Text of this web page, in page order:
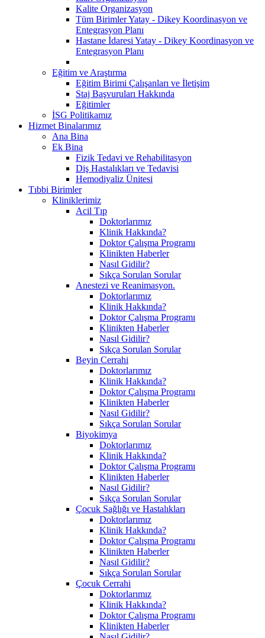
Kalite Organizasyon
Tüm Birimler Yatay - Dikey Koordinasyon ve
Entegrasyon Planı
Hastane İdaresi Yatay - Dikey Koordinasyon ve
Entegrasyon Planı
Eğitim ve Araştırma
Eğitim Birimi Çalışanları ve İletişim
Staj Başvuruları Hakkında
Eğitimler
İSG Politikamız
Hizmet Binalarımız
Ana Bina
Ek Bina
Fizik Tedavi ve Rehabilitasyon
Diş Hastalıkları ve Tedavisi
Hemodiyaliz Ünitesi
Tıbbi Birimler
Kliniklerimiz
Acil Tıp
Doktorlarımız
Klinik Hakkında?
Doktor Çalışma Programı
Klinikten Haberler
Nasıl Gidilir?
Sıkça Sorulan Sorular
Anestezi ve Reanimasyon.
Doktorlarımız
Klinik Hakkında?
Doktor Çalışma Programı
Klinikten Haberler
Nasıl Gidilir?
Sıkça Sorulan Sorular
Beyin Cerrahi
Doktorlarımız
Klinik Hakkında?
Doktor Çalışma Programı
Klinikten Haberler
Nasıl Gidilir?
Sıkça Sorulan Sorular
Biyokimya
Doktorlarımız
Klinik Hakkında?
Doktor Çalışma Programı
Klinikten Haberler
Nasıl Gidilir?
Sıkça Sorulan Sorular
Çocuk Sağlığı ve Hastalıkları
Doktorlarımız
Klinik Hakkında?
Doktor Çalışma Programı
Klinikten Haberler
Nasıl Gidilir?
Sıkça Sorulan Sorular
Çocuk Cerrahi
Doktorlarımız
Klinik Hakkında?
Doktor Çalışma Programı
Klinikten Haberler